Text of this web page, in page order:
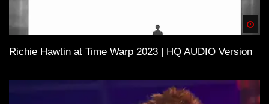
Richie Hawtin at Time Warp 2023 | HQ AUDIO Version